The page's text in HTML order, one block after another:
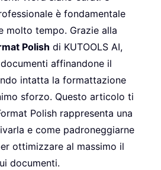
è fondamentale
molto tempo. Grazie alla
Polish di KUTOOLS AI,
affinandone il
intatta la formattazione
sforzo. Questo articolo ti
Polish rappresenta una
e come padroneggiarne
ottimizzare al massimo il
documenti.